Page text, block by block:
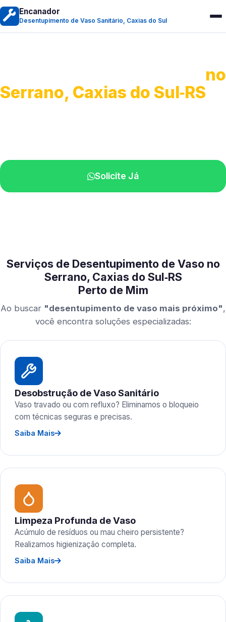
Encanador
Desentupimento de Vaso Sanitário, Caxias do Sul
no
Serrano, Caxias do Sul‑RS
Solicite Já
Serviços de Desentupimento de Vaso no
Serrano, Caxias do Sul‑RS
Perto de Mim
Ao buscar "desentupimento de vaso mais próximo",
você encontra soluções especializadas:
Desobstrução de Vaso Sanitário
Vaso travado ou com refluxo? Eliminamos o bloqueio
com técnicas seguras e precisas.
Saiba Mais
Limpeza Profunda de Vaso
Acúmulo de resíduos ou mau cheiro persistente?
Realizamos higienização completa.
Saiba Mais